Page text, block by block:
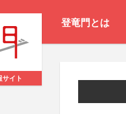
登竜門とは
サイト